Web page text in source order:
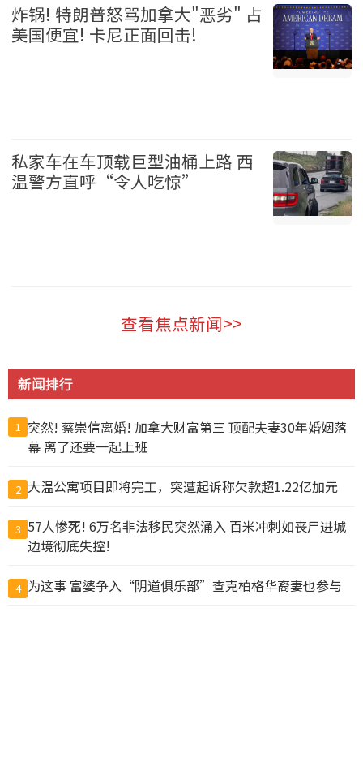
炸锅! 特朗普怒骂加拿大"恶劣" 占
美国便宜! 卡尼正面回击!
私家车在车顶载巨型油桶上路 西
温警方直呼“令人吃惊”
查看焦点新闻>>
新闻排行
1 突然! 蔡崇信离婚! 加拿大财富第三 顶配夫妻30年婚姻落
幕 离了还要一起上班
2 大温公寓项目即将完工，突遭起诉称欠款超1.22亿加元
3 57人惨死! 6万名非法移民突然涌入 百米冲刺如丧尸进城
边境彻底失控!
4 为这事 富婆争入“阴道俱乐部”查克柏格华裔妻也参与